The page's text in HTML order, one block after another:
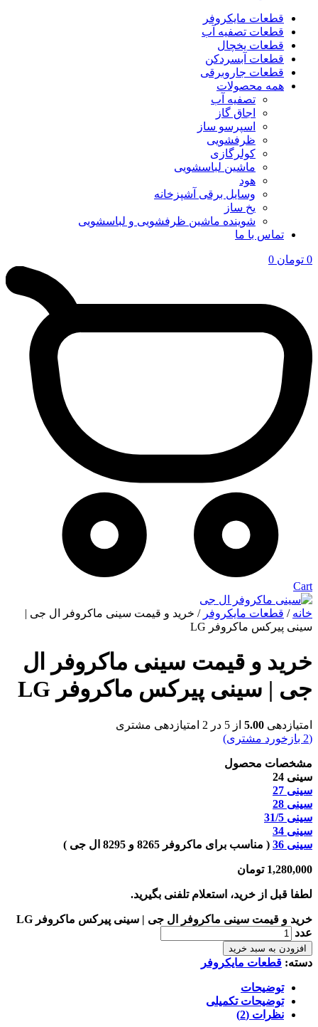
قطعات مایکروفر
قطعات تصفیه آب
قطعات یخچال
قطعات آبسردکن
قطعات جاروبرقی
همه محصولات
تصفیه آب
اجاق گاز
اسپرسو ساز
ظرفشویی
کولرگازی
ماشین لباسشویی
هود
وسایل برقی آشپزخانه
یخ ساز
شوینده ماشین ظرفشویی و لباسشویی
تماس با ما
0 تومان 0
Cart
خانه / قطعات مایکروفر / خرید و قیمت سینی ماکروفر ال جی |
سینی پیرکس ماکروفر LG
خرید و قیمت سینی ماکروفر ال
جی | سینی پیرکس ماکروفر LG
امتیازدهی 5.00 از 5 در 2 امتیازدهی مشتری
(
2 بازخورد مشتری)
مشخصات محصول
سینی 24
سینی 27
سینی 28
سینی 31/5
سینی 34
سینی 36
( مناسب برای ماکروفر 8265 و 8295 ال جی )
1,280,000 تومان
لطفا قبل از خرید، استعلام تلفنی بگیرید.
خرید و قیمت سینی ماکروفر ال جی | سینی پیرکس ماکروفر LG
عدد
افزودن به سبد خرید
دسته: قطعات مایکروفر
توضیحات
توضیحات تکمیلی
نظرات (2)